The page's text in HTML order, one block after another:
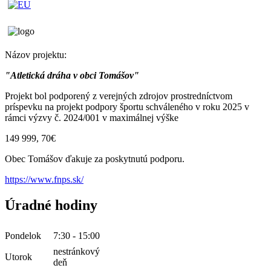
Názov projektu:
"Atletická dráha v obci Tomášov"
Projekt bol podporený z verejných zdrojov prostredníctvom
príspevku na projekt podpory športu schváleného v roku 2025 v
rámci výzvy č. 2024/001 v maximálnej výške
149 999, 70€
Obec Tomášov ďakuje za poskytnutú podporu.
https://www.fnps.sk/
Úradné hodiny
Pondelok 7:30 - 15:00
Utorok
nestránkový
deň